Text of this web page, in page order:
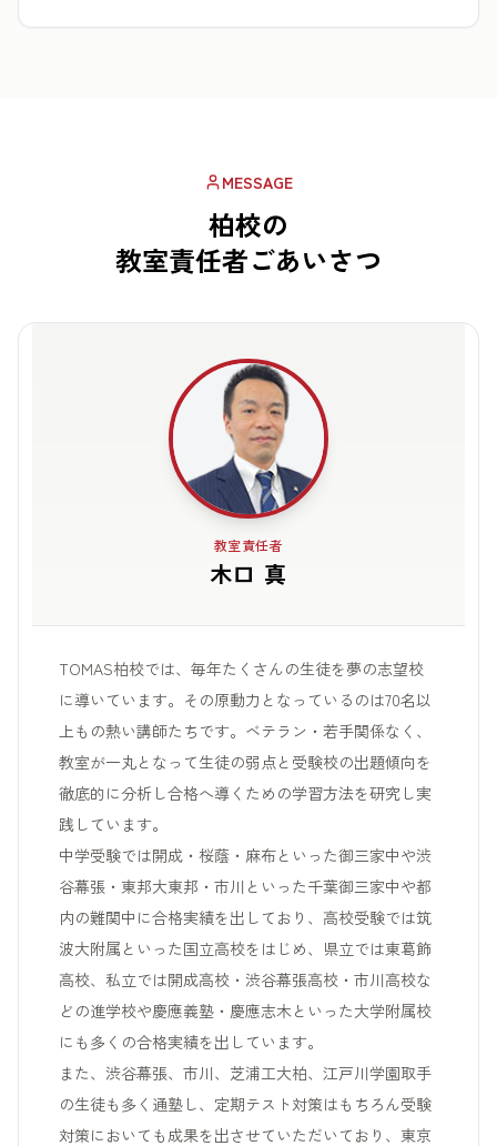
MESSAGE
柏校の
教室責任者ごあいさつ
教室責任者
木口 真
TOMAS柏校では、毎年たくさんの生徒を夢の志望校
に導いています。その原動力となっているのは70名以
上もの熱い講師たちです。ベテラン・若手関係なく、
教室が一丸となって生徒の弱点と受験校の出題傾向を
徹底的に分析し合格へ導くための学習方法を研究し実
践しています。
中学受験では開成・桜蔭・麻布といった御三家中や渋
谷幕張・東邦大東邦・市川といった千葉御三家中や都
内の難関中に合格実績を出しており、高校受験では筑
波大附属といった国立高校をはじめ、県立では東葛飾
高校、私立では開成高校・渋谷幕張高校・市川高校な
どの進学校や慶應義塾・慶應志木といった大学附属校
にも多くの合格実績を出しています。
また、渋谷幕張、市川、芝浦工大柏、江戸川学園取手
の生徒も多く通塾し、定期テスト対策はもちろん受験
対策においても成果を出させていただいており、東京